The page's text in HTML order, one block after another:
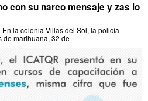
con su narco mensaje y zas lo
la colonia Villas del Sol, la policía
de marihuana, 32 de